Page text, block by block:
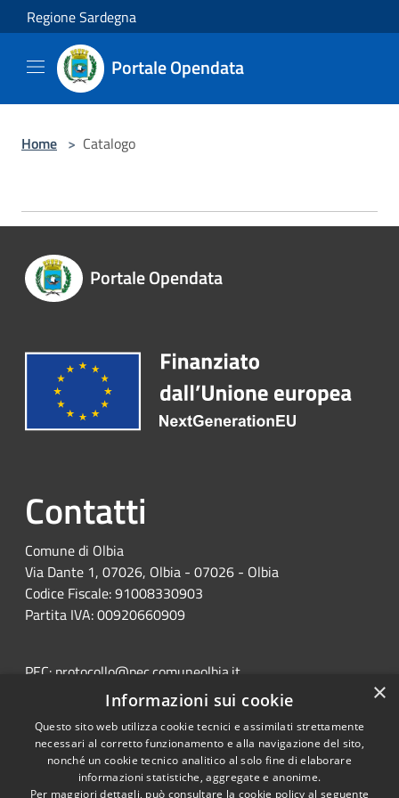
Salta al contenuto principale
Regione Sardegna
Portale Opendata
Home > Catalogo
Portale Opendata
Contatti
Comune di Olbia
Via Dante 1, 07026, Olbia - 07026 - Olbia
Codice Fiscale: 91008330903
Partita IVA: 00920660909
PEC: protocollo@pec.comuneolbia.it
Centralino Unico: 078952000
×
Informazioni sui cookie
Questo sito web utilizza cookie tecnici e assimilati strettamente
necessari al corretto funzionamento e alla navigazione del sito,
nonché un cookie tecnico analitico al solo fine di elaborare
informazioni statistiche, aggregate e anonime.
Per maggiori dettagli, può consultare la cookie policy al seguente